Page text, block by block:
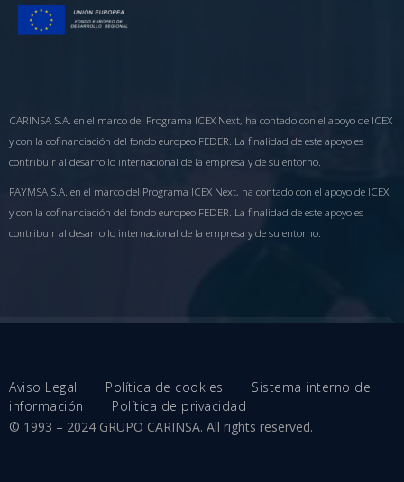
CARINSA S.A. en el marco del Programa ICEX Next, ha contado con el apoyo de ICEX
y con la cofinanciación del fondo europeo FEDER. La finalidad de este apoyo es
contribuir al desarrollo internacional de la empresa y de su entorno.
PAYMSA S.A. en el marco del Programa ICEX Next, ha contado con el apoyo de ICEX
y con la cofinanciación del fondo europeo FEDER. La finalidad de este apoyo es
contribuir al desarrollo internacional de la empresa y de su entorno.
Aviso Legal Política de cookies Sistema interno de
información Política de privacidad
© 1993 – 2024 GRUPO CARINSA. All rights reserved.